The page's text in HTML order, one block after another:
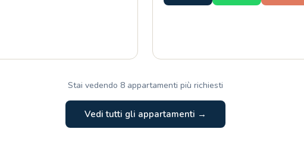
Stai vedendo 8 appartamenti più richiesti
Vedi tutti gli appartamenti →